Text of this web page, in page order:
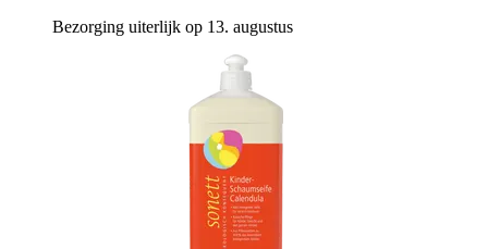
Bezorging uiterlijk op 13. augustus